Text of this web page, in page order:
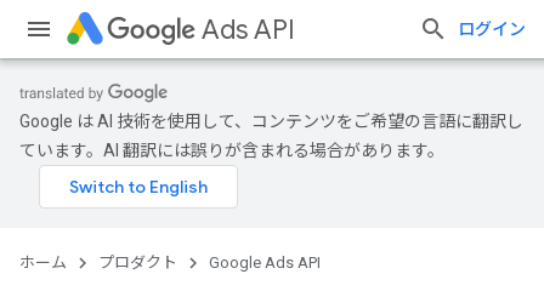
Ads API ログイン
Google は AI 技術を使用して、コンテンツをご希望の言語に翻訳し
ています。AI 翻訳には誤りが含まれる場合があります。
ホーム プロダクト Google Ads API